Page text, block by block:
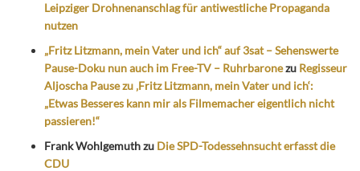
Leipziger Drohnenanschlag für antiwestliche Propaganda
nutzen
„Fritz Litzmann, mein Vater und ich“ auf 3sat – Sehenswerte
Pause-Doku nun auch im Free-TV – Ruhrbaronezu Regisseur
Aljoscha Pause zu ‚Fritz Litzmann, mein Vater und ich‘:
„Etwas Besseres kann mir als Filmemacher eigentlich nicht
passieren!“
Frank Wohlgemuthzu Die SPD-Todessehnsucht erfasst die
CDU